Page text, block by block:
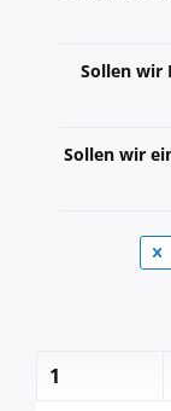
Sollen wir
Sollen wir